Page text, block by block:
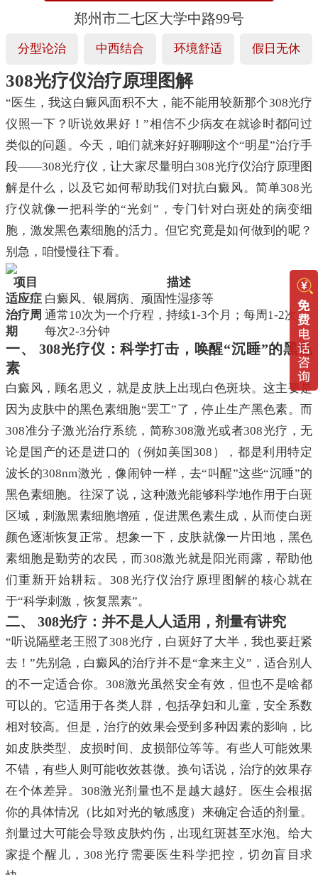
郑州市二七区大学中路99号
分型论治 中西结合 环境舒适 假日无休
308光疗仪治疗原理图解
“医生，我这白癜风面积不大，能不能用较新那个308光疗
仪照一下？听说效果好！”相信不少病友在就诊时都问过
类似的问题。今天，咱们就来好好聊聊这个“明星”治疗手
段——308光疗仪，让大家尽量明白308光疗仪治疗原理图
解是什么，以及它如何帮助我们对抗白癜风。简单308光
疗仪就像一把科学的“光剑”，专门针对白斑处的病变细
胞，激发黑色素细胞的活力。但它究竟是如何做到的呢？
别急，咱慢慢往下看。
项目
描述
适应症 白癜风、银屑病、顽固性湿疹等
治疗周
期
通常10次为一个疗程，持续1-3个月；每周1-2次，
每次2-3分钟
一、 308光疗仪：科学打击，唤醒“沉睡”的黑色
素
白癜风，顾名思义，就是皮肤上出现白色斑块。这主要是
因为皮肤中的黑色素细胞“罢工”了，停止生产黑色素。而
308准分子激光治疗系统，简称308激光或者308光疗，无
论是国产的还是进口的（例如美国308），都是利用特定
波长的308nm激光，像闹钟一样，去“叫醒”这些“沉睡”的
黑色素细胞。往深了说，这种激光能够科学地作用于白斑
区域，刺激黑素细胞增殖，促进黑色素生成，从而使白斑
颜色逐渐恢复正常。想象一下，皮肤就像一片田地，黑色
素细胞是勤劳的农民，而308激光就是阳光雨露，帮助他
们重新开始耕耘。308光疗仪治疗原理图解的核心就在
于“科学刺激，恢复黑素”。
二、 308光疗：并不是人人适用，剂量有讲究
“听说隔壁老王照了308光疗，白斑好了大半，我也要赶紧
去！”先别急，白癜风的治疗并不是“拿来主义”，适合别人
的不一定适合你。308激光虽然安全有效，但也不是啥都
可以的。它适用于各类人群，包括孕妇和儿童，安全系数
相对较高。但是，治疗的效果会受到多种因素的影响，比
如皮肤类型、皮损时间、皮损部位等等。有些人可能效果
不错，有些人则可能收效甚微。换句话说，治疗的效果存
在个体差异。308激光剂量也不是越大越好。医生会根据
你的具体情况（比如对光的敏感度）来确定合适的剂量。
剂量过大可能会导致皮肤灼伤，出现红斑甚至水泡。给大
家提个醒儿，308光疗需要医生科学把控，切勿盲目求